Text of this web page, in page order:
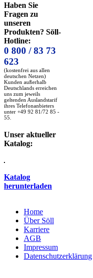
Haben Sie
Fragen zu
unseren
Produkten? Söll-
Hotline:
0 800 / 83 73
623
(kostenfrei aus allen
deutschen Netzen)
Kunden außerhalb
Deutschlands erreichen
uns zum jeweils
geltenden Auslandstarif
ihres Telefonanbieters
unter +49 92 81/72 85 -
55.
Unser aktueller
Katalog:
Katalog
herunterladen
Home
Über Söll
Karriere
AGB
Impressum
Datenschutzerklärung